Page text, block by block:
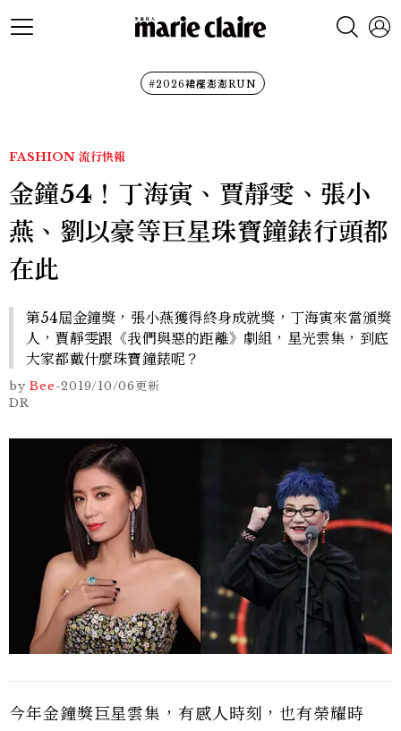
#2026裙襬澎澎RUN
FASHION 流行快報
金鐘54！丁海寅、賈靜雯、張小
燕、劉以豪等巨星珠寶鐘錶行頭都
在此
第54屆金鐘獎，張小燕獲得終身成就獎，丁海寅來當頒獎
人，賈靜雯跟《我們與惡的距離》劇組，星光雲集，到底
大家都戴什麼珠寶鐘錶呢？
by Bee-2019/10/06更新
DR
今年金鐘獎巨星雲集，有感人時刻，也有榮耀時